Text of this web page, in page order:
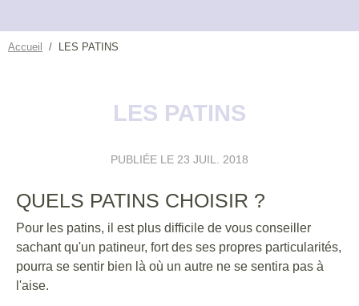
Accueil LES PATINS
LES PATINS
PUBLIÉE LE 23 JUIL. 2018
QUELS PATINS CHOISIR ?
Pour les patins, il est plus difficile de vous conseiller
sachant qu'un patineur, fort des ses propres particularités,
pourra se sentir bien là où un autre ne se sentira pas à
l'aise.